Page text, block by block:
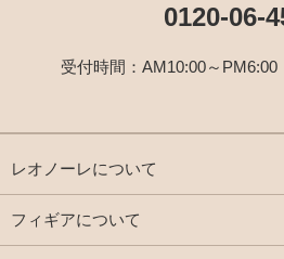
0120-06-
受付時間：AM10:00～PM6:00
レオノーレについて
フィギアについて